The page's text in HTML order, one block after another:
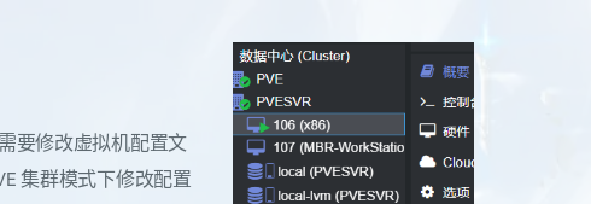
要修改虚拟机配置文
集群模式下修改配置